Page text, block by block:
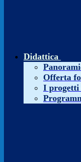
Didattica
Offerta
I progetti